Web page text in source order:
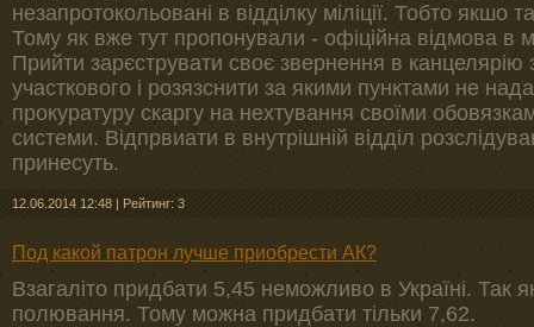
незапротокольовані в відділку міліції. Тобто якшо
Тому як вже тут пропонували - офіційна відмова в
Прийти зарєструвати своє звернення в
участкового і розязснити за якими пунктами не
прокуратуру скаргу на нехтування своїми
системи. Відпрвиати в внутрішній відділ
принесуть.
12.06.2014 12:48 | Рейтинг: 3
Под какой патрон лучше приобрести АК?
Взагаліто придбати 5,45 неможливо в Україні. Так
полювання. Тому можна придбати тільки 7,62.